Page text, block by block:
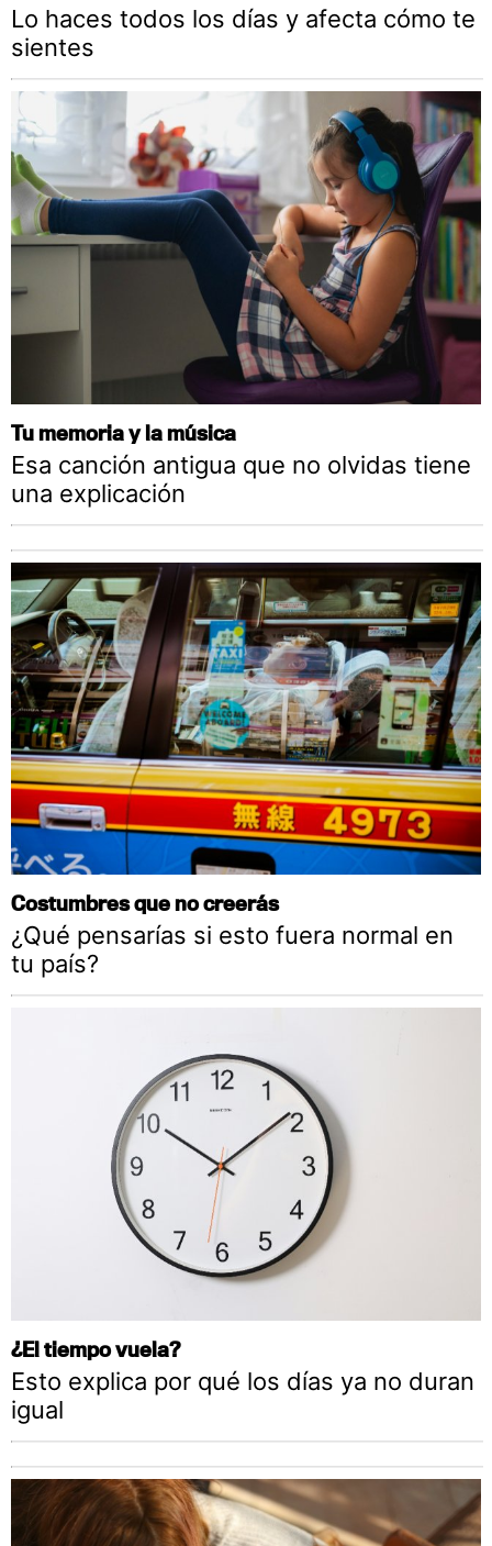
Lo haces todos los días y afecta cómo te
sientes
Tu memoria y la música
Esa canción antigua que no olvidas tiene
una explicación
Costumbres que no creerás
¿Qué pensarías si esto fuera normal en
tu país?
¿El tiempo vuela?
Esto explica por qué los días ya no duran
igual